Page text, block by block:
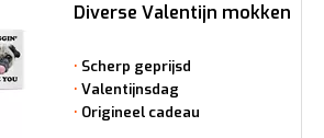
Diverse Valentijn mokken
Scherp geprijsd
Valentijnsdag
Origineel cadeau